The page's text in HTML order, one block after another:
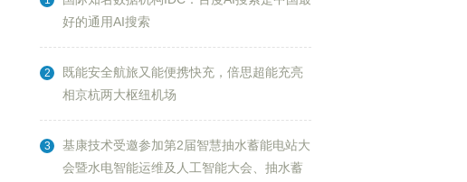
好的通用AI搜索
2
既能安全航旅又能便携快充，倍思超能充亮
相京杭两大枢纽机场
3
基康技术受邀参加第2届智慧抽水蓄能电站大
会暨水电智能运维及人工智能大会、抽水蓄